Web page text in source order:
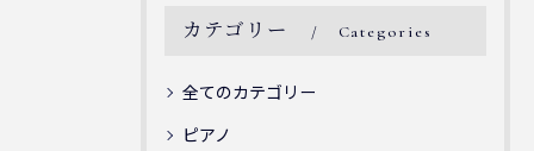
カテゴリー Categories
全てのカテゴリー
ピアノ